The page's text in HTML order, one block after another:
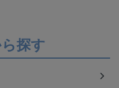
探す